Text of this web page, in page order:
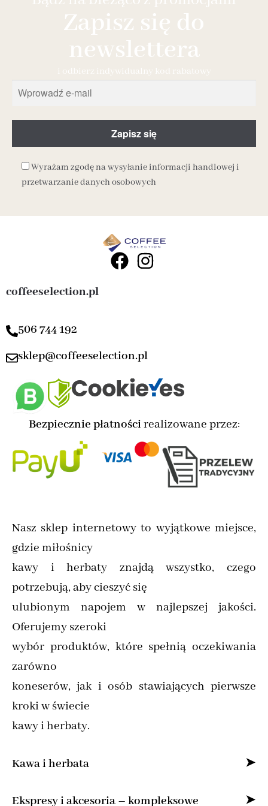
Zapisz się do
newslettera
i odbierz indywidualny kod rabatowy
Wyrażam zgodę na wysyłanie informacji handlowej i
przetwarzanie danych osobowych
coffeeselection.pl
506 744 192
sklep@coffeeselection.pl
Bezpiecznie płatnościrealizowane przez:
Nasz sklep internetowy to wyjątkowe miejsce,
gdzie miłośnicy
kawy i herbaty znajdą wszystko, czego
potrzebują, aby cieszyć się
ulubionym napojem w najlepszej jakości.
Oferujemy szeroki
wybór produktów, które spełnią oczekiwania
zarówno
koneserów, jak i osób stawiających pierwsze
kroki w świecie
kawy i herbaty.
Kawa i herbata
Specjalizujemy się w sprzedaży kawy ziarnistej
Ekspresy i akcesoria – kompleksowe